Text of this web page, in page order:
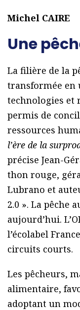
Michel CAIRE
Une
La filière de la
transformée en
technologies et
permis de
ressources
l’ère de la
précise Jean-
thon rouge,
Lubrano et
2.0 ». La pêche
aujourd’hui.
l’écolabel
circuits courts.
Les pêcheurs,
alimentaire,
adoptant un